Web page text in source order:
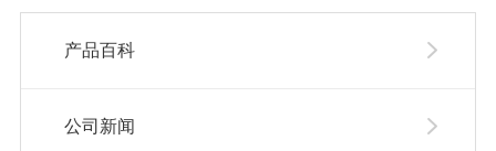
产品百科
公司新闻